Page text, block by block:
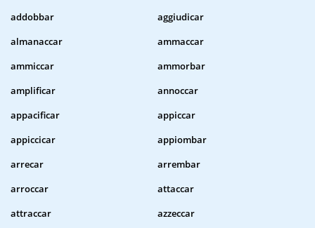
addobbar
aggiudicar
almanaccar
ammaccar
ammiccar
ammorbar
amplificar
annoccar
appacificar
appiccar
appiccicar
appiombar
arrecar
arrembar
arroccar
attaccar
attraccar
azzeccar